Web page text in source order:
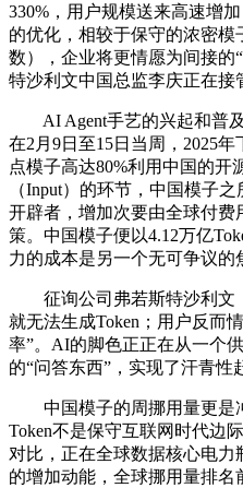
330%，用户规模送来高速增
的优化，相较于保守的浓密
数），企业将更情愿为间接的
特沙利文中国总监李庆正在接
AI Agent手艺的兴起和普及
在2月9日至15日当周，2025
点模子高达80%利用中国的开
（Input）的环节，中国模子
开辟者，增加次要由全球付
策。中国模子便以4.12万亿
力的成本是另一个无可争议的
征询公司弗若斯特沙利文（
就无法生成Token；用户反而
率”。AI的脚色正正在从一个
的“问答东西”，实现了汗青性
中国模子的周挪用量更是
Token不是保守互联网时代边
对比，正在全球数据核心电
的增加动能，全球挪用量排